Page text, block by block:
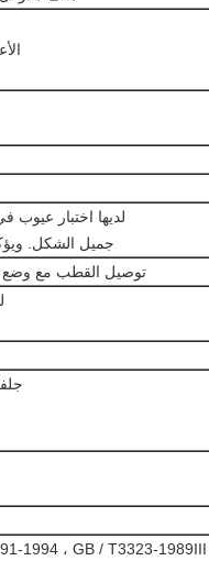
لديها اختبار عيوب
جميل الشكل.
توصيل القطب مع وضع